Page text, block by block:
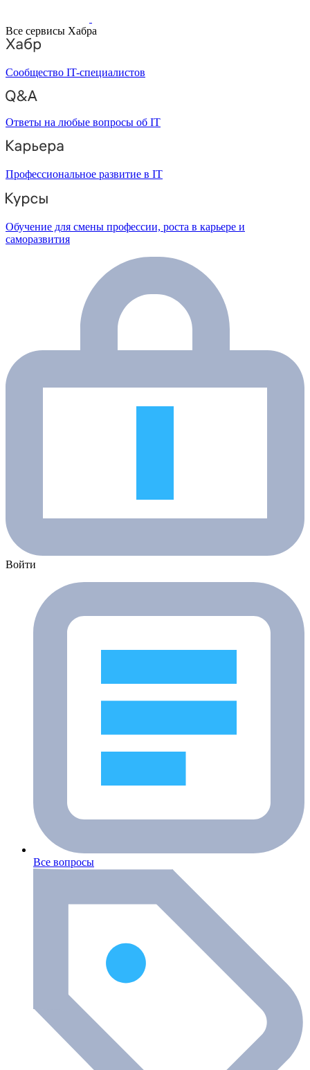
Все сервисы Хабра
Сообщество IT-специалистов
Ответы на любые вопросы об IT
Профессиональное развитие в IT
Обучение для смены профессии, роста в карьере и
саморазвития
Войти
Все вопросы